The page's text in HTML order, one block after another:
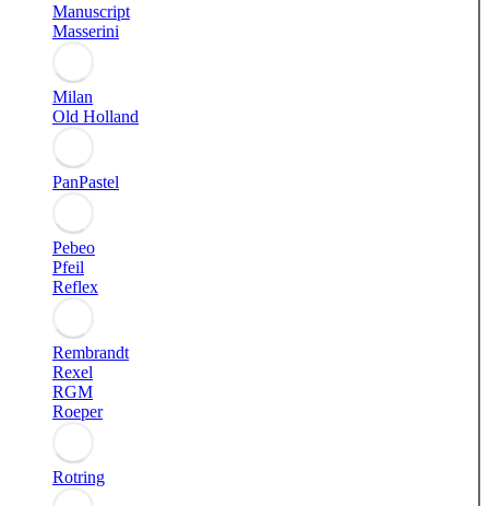
Manuscript
Masserini
Milan
Old Holland
PanPastel
Pebeo
Pfeil
Reflex
Rembrandt
Rexel
RGM
Roeper
Rotring